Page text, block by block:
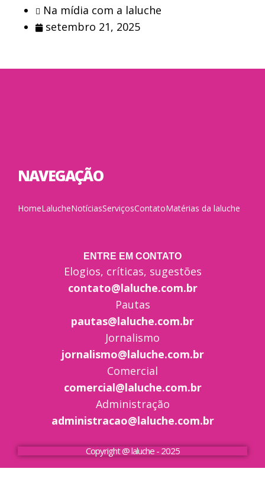
Na mídia com a laluche
setembro 21, 2025
NAVEGAÇÃO
HomeLalucheNotíciasServiçosContatoMatérias da laluche
ENTRE EM CONTATO
Elogios, críticas, sugestões
contato@laluche.com.br
Pautas
pautas@laluche.com.br
Jornalismo
jornalismo@laluche.com.br
Comercial
comercial@laluche.com.br
Administração
administracao@laluche.com.br
Copyright @ laluche - 2025